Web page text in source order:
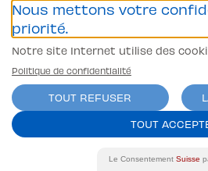
Nous mettons votre
priorité.
Notre site Internet utilise des
Politique de confidentialité
TOUT REFUSER
TOUT
Le Consentement Suisse